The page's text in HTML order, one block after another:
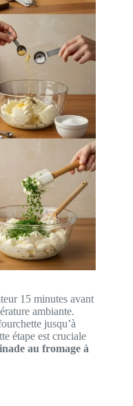
15 minutes avant
ambiante.
jusqu’à
étape est cruciale
au fromage à